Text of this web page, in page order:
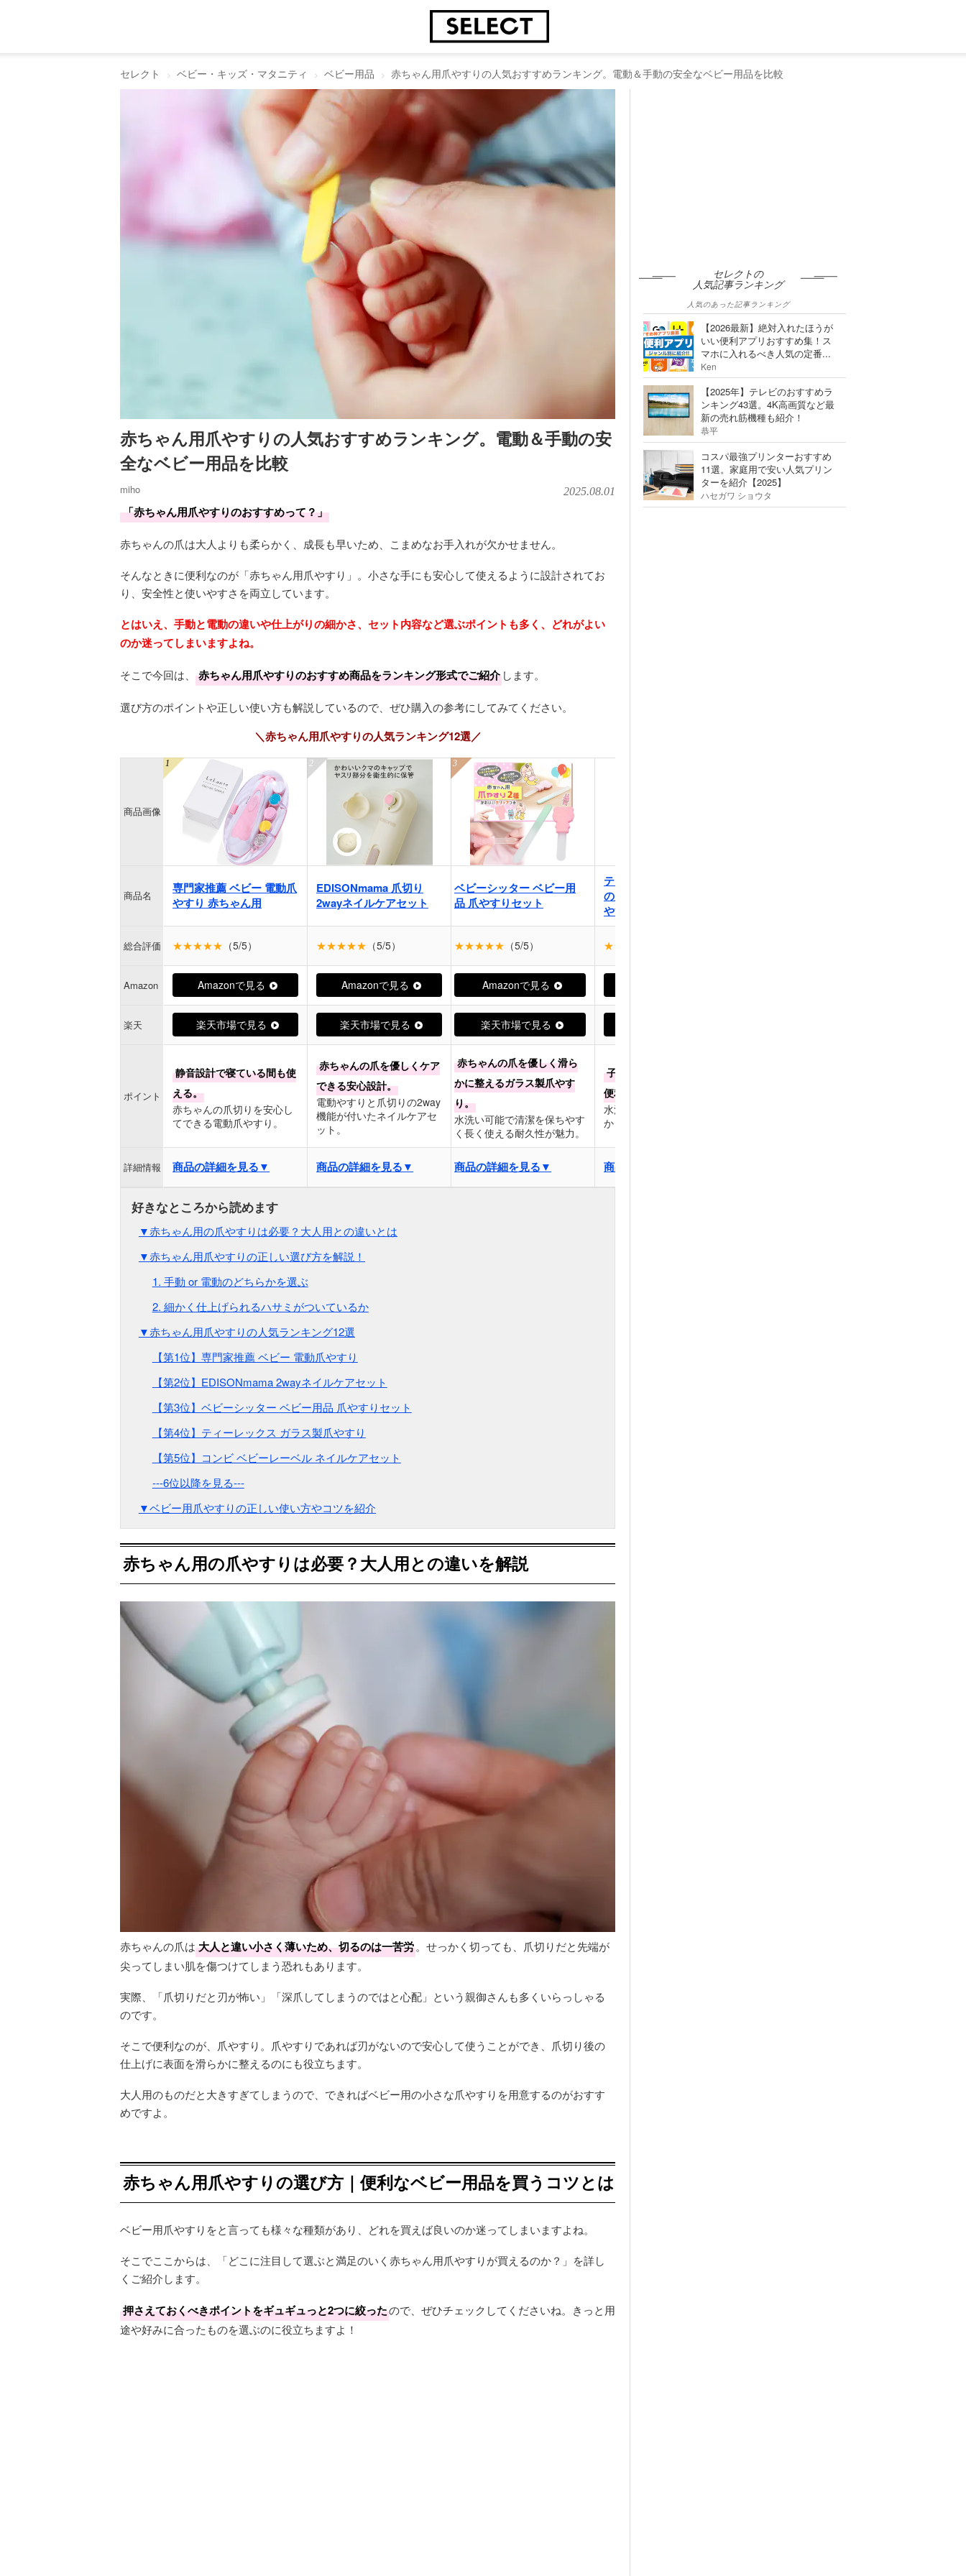
セレクト ベビー・キッズ・マタニティ ベビー用品 赤ちゃん用爪やすりの人気おすすめランキング。電動＆手動の安全なベビー用品を比較
赤ちゃん用爪やすりの人気おすすめランキング。電動＆手動の安
全なベビー用品を比較
miho 2025.08.01
「赤ちゃん用爪やすりのおすすめって？」
赤ちゃんの爪は大人よりも柔らかく、成長も早いため、こまめなお手入れが欠かせません。
そんなときに便利なのが「赤ちゃん用爪やすり」。小さな手にも安心して使えるように設計されてお
り、安全性と使いやすさを両立しています。
とはいえ、手動と電動の違いや仕上がりの細かさ、セット内容など選ぶポイントも多く、どれがよい
のか迷ってしまいますよね。
そこで今回は、 赤ちゃん用爪やすりのおすすめ商品をランキング形式でご紹介 します。
選び方のポイントや正しい使い方も解説しているので、ぜひ購入の参考にしてみてください。
＼赤ちゃん用爪やすりの人気ランキング12選／
商品画像
商品名
専門家推薦 ベビー 電動爪
やすり 赤ちゃん用
EDISONmama 爪切り
2wayネイルケアセット
ベビーシッター ベビー用
品 爪やすりセット
ティーレックス 赤ちゃん
の爪に優しい ガラス製爪
やすり
総合評価 ★★★★★ （5/5） ★★★★★ （5/5） ★★★★★ （5/5） ★★★★☆
Amazon Amazonで見る Amazonで見る Amazonで見る
楽天 楽天市場で見る 楽天市場で見る 楽天市場で見る
ポイント
静音設計で寝ている間も使
える。
赤ちゃんの爪切りを安心し
てできる電動爪やすり。
赤ちゃんの爪を優しくケア
できる安心設計。
電動やすりと爪切りの2way
機能が付いたネイルケアセ
ット。
赤ちゃんの爪を優しく滑ら
かに整えるガラス製爪やす
り。
水洗い可能で清潔を保ちやす
く長く使える耐久性が魅力。
子供が動いても削りやすく
便利な爪やすり。
水洗いして繰り返し使える
からコスパ抜群。
詳細情報 商品の詳細を見る▼ 商品の詳細を見る▼ 商品の詳細を見る▼ 商品の詳細を見る▼
▼赤ちゃん用の爪やすりは必要？大人用との違いとは
▼赤ちゃん用爪やすりの正しい選び方を解説！
1. 手動 or 電動のどちらかを選ぶ
2. 細かく仕上げられるハサミがついているか
▼赤ちゃん用爪やすりの人気ランキング12選
【第1位】専門家推薦 ベビー 電動爪やすり
【第2位】EDISONmama 2wayネイルケアセット
【第3位】ベビーシッター ベビー用品 爪やすりセット
【第4位】ティーレックス ガラス製爪やすり
【第5位】コンビ ベビーレーベル ネイルケアセット
---6位以降を見る---
▼ベビー用爪やすりの正しい使い方やコツを紹介
赤ちゃん用の爪やすりは必要？大人用との違いを解説
赤ちゃんの爪は 大人と違い小さく薄いため、切るのは一苦労。せっかく切っても、爪切りだと先端が
尖ってしまい肌を傷つけてしまう恐れもあります。
実際、「爪切りだと刃が怖い」「深爪してしまうのではと心配」という親御さんも多くいらっしゃる
のです。
そこで便利なのが、爪やすり。爪やすりであれば刃がないので安心して使うことができ、爪切り後の
仕上げに表面を滑らかに整えるのにも役立ちます。
大人用のものだと大きすぎてしまうので、できればベビー用の小さな爪やすりを用意するのがおすす
めですよ。
赤ちゃん用爪やすりの選び方｜便利なベビー用品を買うコツとは
ベビー用爪やすりをと言っても様々な種類があり、どれを買えば良いのか迷ってしまいますよね。
そこでここからは、「どこに注目して選ぶと満足のいく赤ちゃん用爪やすりが買えるのか？」を詳し
くご紹介します。
押さえておくべきポイントをギュギュっと2つに絞ったので、ぜひチェックしてくださいね。きっと用
途や好みに合ったものを選ぶのに役立ちますよ！
セレクトの
人気記事ランキング
人気のあった記事ランキング
【2026最新】絶対入れたほうが
いい便利アプリおすすめ集！ス
マホに入れるべき人気の定番...
Ken
【2025年】テレビのおすすめラ
ンキング43選。4K高画質など最
新の売れ筋機種も紹介！
恭平
コスパ最強プリンターおすすめ
11選。家庭用で安い人気プリン
ターを紹介【2025】
ハセガワ ショウタ